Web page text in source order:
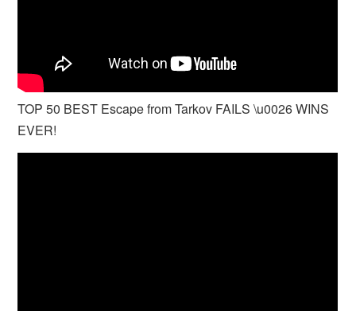
TOP 50 BEST Escape from Tarkov FAILS \u0026 WINS
EVER!